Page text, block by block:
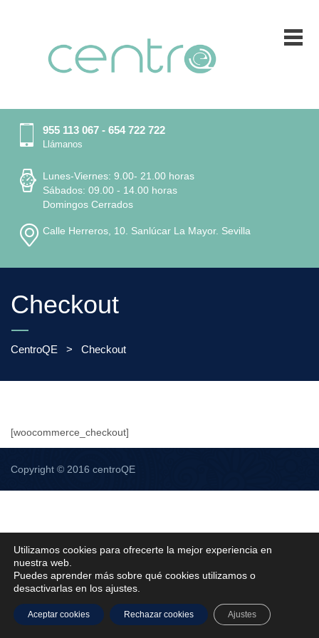
955 113 067 - 654 722 722
Llámanos
Lunes-Viernes: 9.00- 21.00 horas
Sábados: 09.00 - 14.00 horas
Domingos Cerrados
Calle Herreros, 10. Sanlúcar La Mayor. Sevilla
Checkout
CentroQE > Checkout
[woocommerce_checkout]
Copyright © 2016 centroQE
Utilizamos cookies para ofrecerte la mejor experiencia en
nuestra web.
Puedes aprender más sobre qué cookies utilizamos o
desactivarlas en los ajustes.
Aceptar cookies Rechazar cookies Ajustes